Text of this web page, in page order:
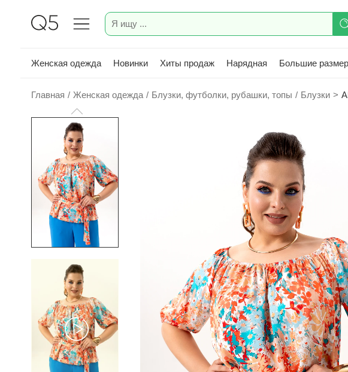
Женская одежда Новинки Хиты продаж Нарядная Большие
Главная / Женская одежда / Блузки, футболки, рубашки, топы / Блузки >